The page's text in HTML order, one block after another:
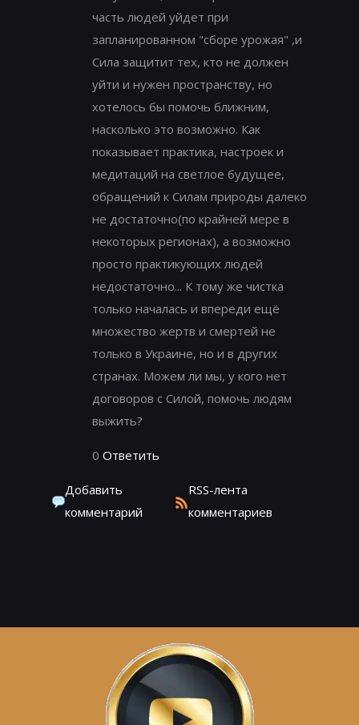
часть людей уйдет при
запланированном "сборе урожая" ,и
Сила защитит тех, кто не должен
уйти и нужен пространству, но
хотелось бы помочь ближним,
насколько это возможно. Как
показывает практика, настроек и
медитаций на светлое будущее,
обращений к Силам природы далеко
не достаточно(по крайней мере в
некоторых регионах), а возможно
просто практикующих людей
недостаточно... К тому же чистка
только началась и впереди ещё
множество жертв и смертей не
только в Украине, но и в других
странах. Можем ли мы, у кого нет
договоров с Силой, помочь людям
выжить?
0 Ответить
Добавить
комментарий
RSS-лента
комментариев